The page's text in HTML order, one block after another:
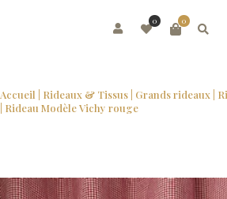
0
0
Accueil Rideaux & Tissus Grands rideaux
| Rideau Modèle Vichy rouge